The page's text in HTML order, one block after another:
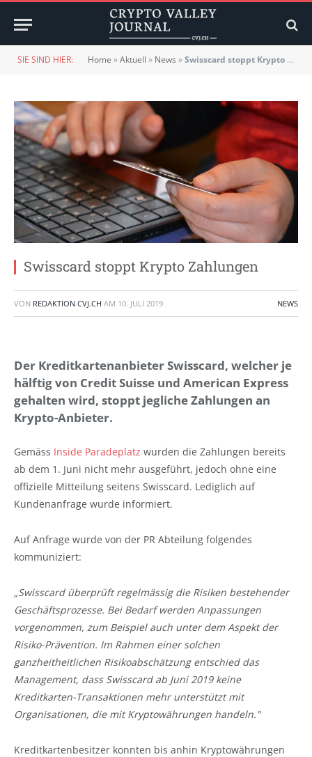
SIE SIND HIER: Home »Aktuell » News »Swisscard stoppt Krypto Zahlungen
Swisscard stoppt Krypto Zahlungen
VON REDAKTION CVJ.CH AM 10. JULI 2019 NEWS
Der Kreditkartenanbieter Swisscard, welcher je
hälftig von Credit Suisse und American Express
gehalten wird, stoppt jegliche Zahlungen an
Krypto-Anbieter.
Gemäss Inside Paradeplatz wurden die Zahlungen bereits
ab dem 1. Juni nicht mehr ausgeführt, jedoch ohne eine
offizielle Mitteilung seitens Swisscard. Lediglich auf
Kundenanfrage wurde informiert.
Auf Anfrage wurde von der PR Abteilung folgendes
kommuniziert:
„Swisscard überprüft regelmässig die Risiken bestehender
Geschäftsprozesse. Bei Bedarf werden Anpassungen
vorgenommen, zum Beispiel auch unter dem Aspekt der
Risiko-Prävention. Im Rahmen einer solchen
ganzheitheitlichen Risikoabschätzung entschied das
Management, dass Swisscard ab Juni 2019 keine
Kreditkarten-Transaktionen mehr unterstützt mit
Organisationen, die mit Kryptowährungen handeln."
Kreditkartenbesitzer konnten bis anhin Kryptowährungen